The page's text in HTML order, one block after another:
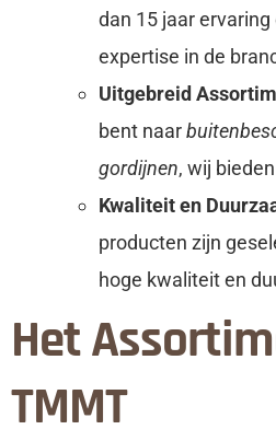
dan 15 jaar
expertise in de
Uitgebreid
bent naar
gordijnen, wij
Kwaliteit en
producten zijn
hoge kwaliteit en
Het
TMMT